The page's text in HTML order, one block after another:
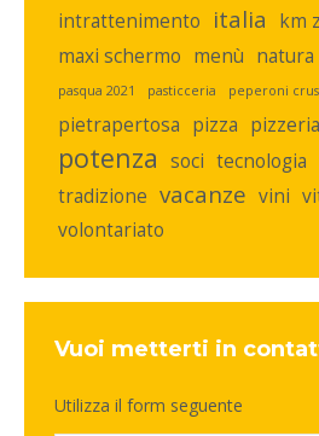
intrattenimento italia km
maxi schermo menù natura
pasqua 2021 pasticceria peperoni
pietrapertosa pizza pizzeria
potenza soci tecnologia
tradizione vacanze vini
volontariato
Vuoi metterti in
Utilizza il form seguente